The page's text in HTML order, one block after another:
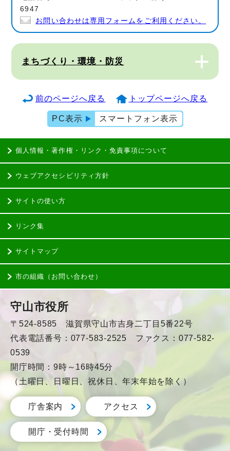
6947
お問い合わせは専用フォームをご利用ください。
まちづくり・環境・防災
前のページへ戻る トップページへ戻る
PC表示 スマートフォン表示
個人情報・著作権・リンク・免責事項について
ウェブアクセシビリティ方針
サイトの使い方
リンク集
サイトマップ
市の組織（お問い合わせ）
守山市役所
〒524-8585 滋賀県守山市吉身二丁目5番22号
代表電話番号：077-583-2525 ファクス：077-582-
0539
開庁時間：9時～16時45分
（土曜日、日曜日、祝休日、年末年始を除く）
庁舎案内 アクセス
開庁・受付時間